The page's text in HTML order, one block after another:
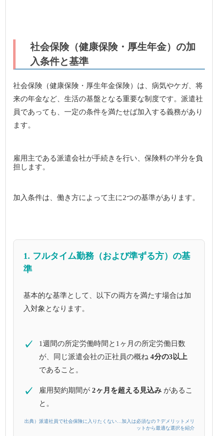
社会保険（健康保険・厚生年金）の加
入条件と基準
社会保険（健康保険・厚生年金保険）は、病気やケガ、将
来の年金など、生活の基盤となる重要な制度です。派遣社
員であっても、一定の条件を満たせば加入する義務があり
ます。
雇用主である派遣会社が手続きを行い、保険料の半分を負
担します。
加入条件は、働き方によって主に2つの基準があります。
1. フルタイム勤務（および準ずる方）の基
準
基本的な基準として、以下の両方を満たす場合は加
入対象となります。
✓
1週間の所定労働時間と1ヶ月の所定労働日数
が、同じ派遣会社の正社員の概ね4分の3以上
であること。
✓ 雇用契約期間が2ヶ月を超える見込み があるこ
と。
出典）派遣社員で社会保険に入りたくない…加入は必須なの？デメリットメリ
ットから最適な選択を紹介